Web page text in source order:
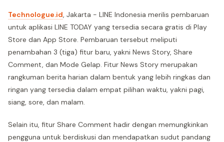
Technologue.id, Jakarta - LINE Indonesia merilis pembaruan
untuk aplikasi LINE TODAY yang tersedia secara gratis di Play
Store dan App Store. Pembaruan tersebut meliputi
penambahan 3 (tiga) fitur baru, yakni News Story, Share
Comment, dan Mode Gelap. Fitur News Story merupakan
rangkuman berita harian dalam bentuk yang lebih ringkas dan
ringan yang tersedia dalam empat pilihan waktu, yakni pagi,
siang, sore, dan malam.
Selain itu, fitur Share Comment hadir dengan memungkinkan
pengguna untuk berdiskusi dan mendapatkan sudut pandang